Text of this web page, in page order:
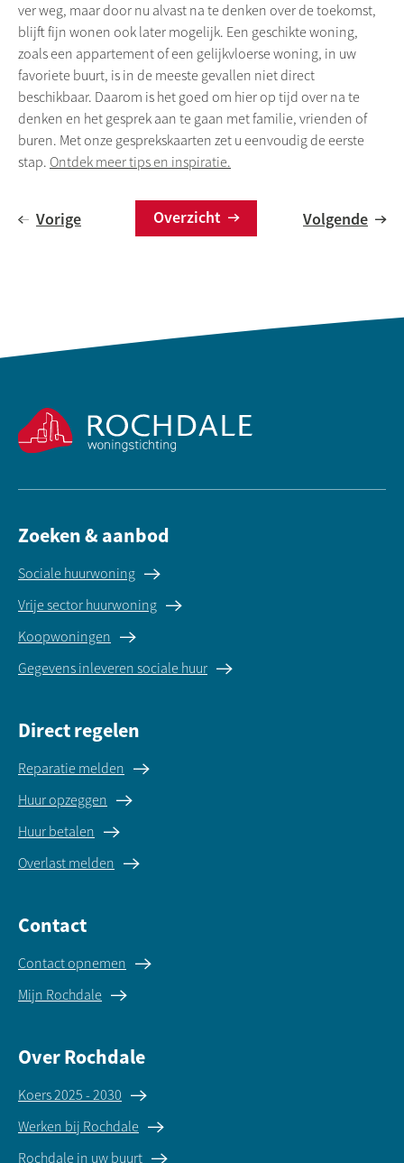
ver weg, maar door nu alvast na te denken over de toekomst,
blijft fijn wonen ook later mogelijk. Een geschikte woning,
zoals een appartement of een gelijkvloerse woning, in uw
favoriete buurt, is in de meeste gevallen niet direct
beschikbaar. Daarom is het goed om hier op tijd over na te
denken en het gesprek aan te gaan met familie, vrienden of
buren. Met onze gesprekskaarten zet u eenvoudig de eerste
stap. Ontdek meer tips en inspiratie.
Volgende
Overzicht
Vorige
Zoeken & aanbod
Sociale huurwoning
Vrije sector huurwoning
Koopwoningen
Gegevens inleveren sociale huur
Direct regelen
Reparatie melden
Huur opzeggen
Huur betalen
Overlast melden
Contact
Contact opnemen
Mijn Rochdale
Over Rochdale
Koers 2025 - 2030
Werken bij Rochdale
Rochdale in uw buurt